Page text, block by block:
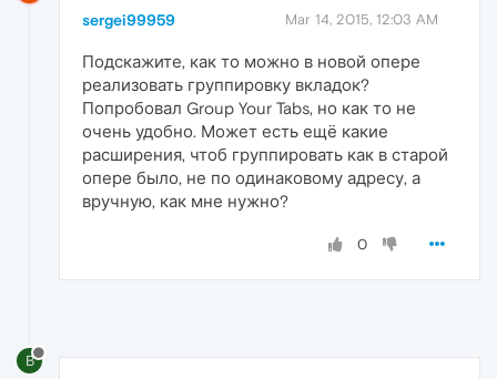
sergei99959 Mar 14, 2015, 12:03 AM
Подскажите, как то можно в новой опере
реализовать группировку вкладок?
Попробовал Group Your Tabs, но как то не
очень удобно. Может есть ещё какие
расширения, чтоб группировать как в старой
опере было, не по одинаковому адресу, а
вручную, как мне нужно?
0
B